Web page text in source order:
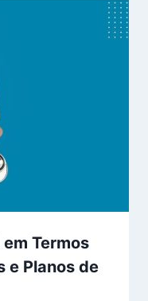
Termos
e Planos de